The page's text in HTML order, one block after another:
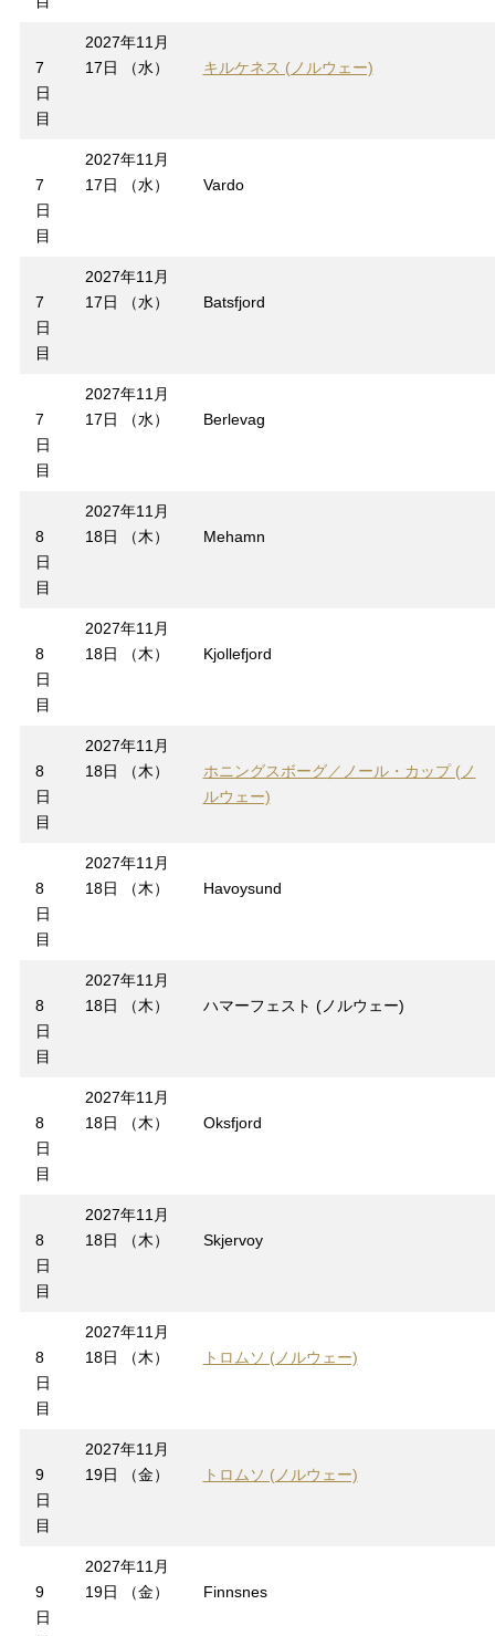
7
日
目
2027年11月
17日 （水）
キルケネス (ノルウェー)
7
日
目
2027年11月
17日 （水）
Vardo
7
日
目
2027年11月
17日 （水）
Batsfjord
7
日
目
2027年11月
17日 （水）
Berlevag
8
日
目
2027年11月
18日 （木）
Mehamn
8
日
目
2027年11月
18日 （木）
Kjollefjord
8
日
目
2027年11月
18日 （木）
ホニングスボーグ／ノール・カップ (ノ
ルウェー)
8
日
目
2027年11月
18日 （木）
Havoysund
8
日
目
2027年11月
18日 （木）
ハマーフェスト (ノルウェー)
8
日
目
2027年11月
18日 （木）
Oksfjord
8
日
目
2027年11月
18日 （木）
Skjervoy
8
日
目
2027年11月
18日 （木）
トロムソ (ノルウェー)
9
日
目
2027年11月
19日 （金）
トロムソ (ノルウェー)
9
日
2027年11月
19日 （金）
Finnsnes